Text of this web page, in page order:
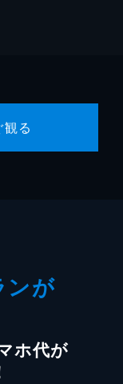
観る
ンが
ホ代が